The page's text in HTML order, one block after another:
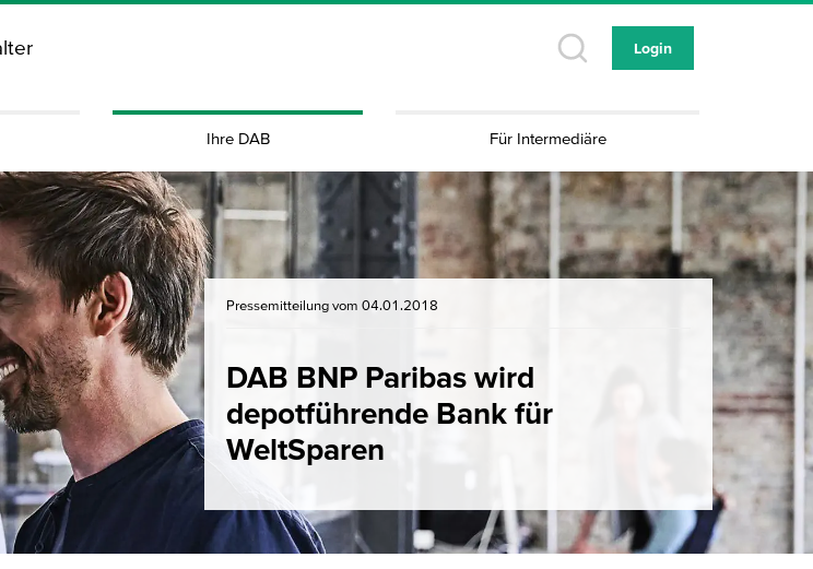
Login
Ihre DAB Für Intermediäre
Pressemitteilung vom 04.01.2018
DAB BNP Paribas wird
depotführende Bank für
WeltSparen